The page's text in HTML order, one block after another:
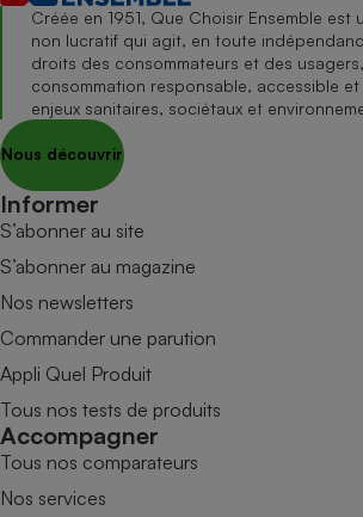
Créée en 1951, Que Choisir Ensemble
non lucratif qui agit, en toute
droits des consommateurs et des
consommation responsable, accessible
enjeux sanitaires, sociétaux et
Nous découvrir
Informer
S’abonner au site
S’abonner au magazine
Nos newsletters
Commander une parution
Appli Quel Produit
Tous nos tests de produits
Accompagner
Tous nos comparateurs
Nos services